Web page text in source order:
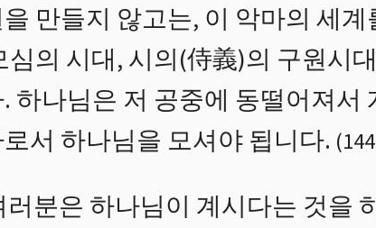
만들지 않고는, 이 악마의 세
심의 시대, 시의(侍義)의 구원시
하나님은 저 공중에 동떨어져
서 하나님을 모셔야 됩니다. (144
러분은 하나님이 계시다는 것을